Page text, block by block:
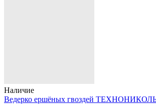
Наличие
Ведерко ершёных гвоздей